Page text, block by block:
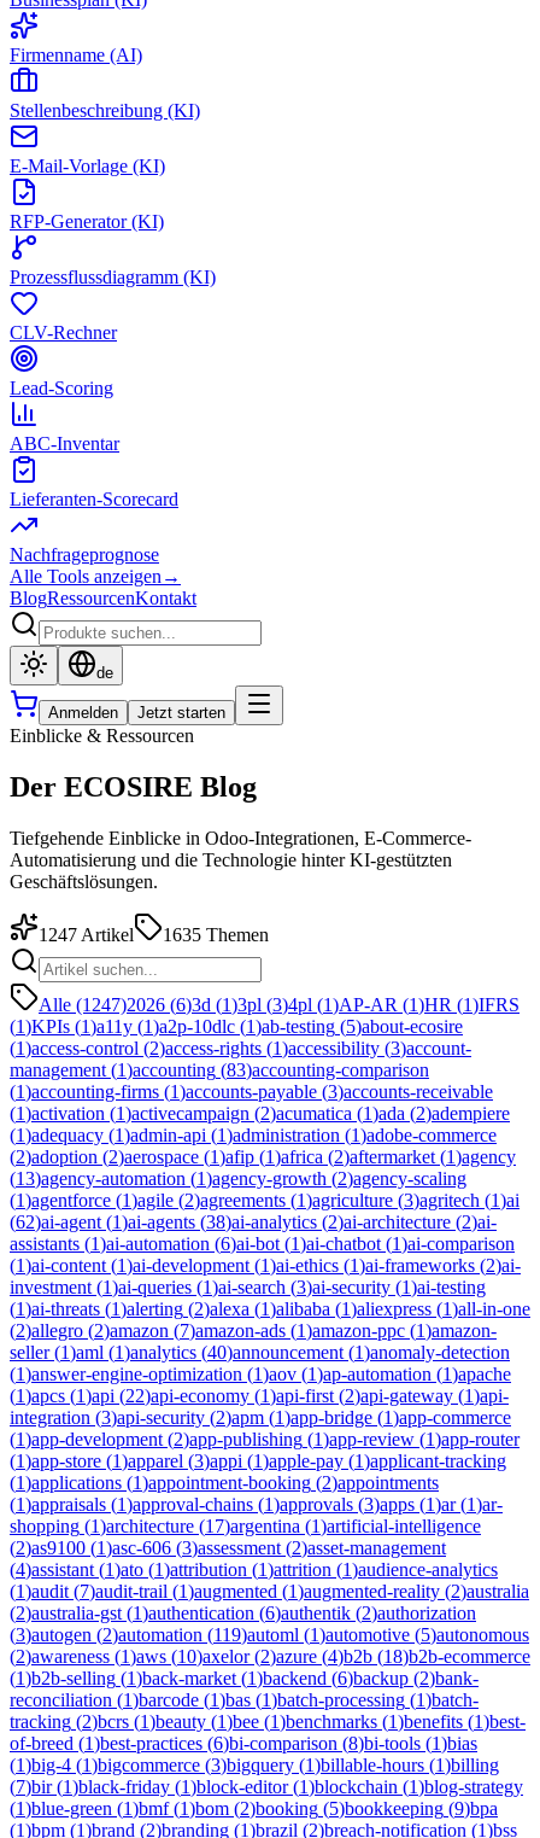
Firmenname (AI)
Stellenbeschreibung (KI)
E-Mail-Vorlage (KI)
RFP-Generator (KI)
Prozessflussdiagramm (KI)
CLV-Rechner
Lead-Scoring
ABC-Inventar
Lieferanten-Scorecard
Nachfrageprognose
Alle Tools anzeigen →
BlogRessourcenKontakt
de
Anmelden Jetzt starten
Einblicke & Ressourcen
Der ECOSIRE Blog
Tiefgehende Einblicke in Odoo-Integrationen, E-Commerce-
Automatisierung und die Technologie hinter KI-gestützten
Geschäftslösungen.
1247 Artikel 1635 Themen
Alle (1247)2026 (6)3d (1)3pl (3)4pl (1)AP-AR (1)HR (1)IFRS
(1)KPIs (1)a11y (1)a2p-10dlc (1)ab-testing (5)about-ecosire
(1)access-control (2)access-rights (1)accessibility (3)account-
management (1)accounting (83)accounting-comparison
(1)accounting-firms (1)accounts-payable (3)accounts-receivable
(1)activation (1)activecampaign (2)acumatica (1)ada (2)adempiere
(1)adequacy (1)admin-api (1)administration (1)adobe-commerce
(2)adoption (2)aerospace (1)afip (1)africa (2)aftermarket (1)agency
(13)agency-automation (1)agency-growth (2)agency-scaling
(1)agentforce (1)agile (2)agreements (1)agriculture (3)agritech (1)ai
(62)ai-agent (1)ai-agents (38)ai-analytics (2)ai-architecture (2)ai-
assistants (1)ai-automation (6)ai-bot (1)ai-chatbot (1)ai-comparison
(1)ai-content (1)ai-development (1)ai-ethics (1)ai-frameworks (2)ai-
investment (1)ai-queries (1)ai-search (3)ai-security (1)ai-testing
(1)ai-threats (1)alerting (2)alexa (1)alibaba (1)aliexpress (1)all-in-one
(2)allegro (2)amazon (7)amazon-ads (1)amazon-ppc (1)amazon-
seller(1)aml (1)analytics (40)announcement (1)anomaly-detection
(1)answer-engine-optimization (1)aov (1)ap-automation (1)apache
(1)apcs (1)api (22)api-economy (1)api-first (2)api-gateway (1)api-
integration (3)api-security (2)apm (1)app-bridge (1)app-commerce
(1)app-development (2)app-publishing (1)app-review (1)app-router
(1)app-store (1)apparel (3)appi (1)apple-pay (1)applicant-tracking
(1)applications (1)appointment-booking (2)appointments
(1)appraisals (1)approval-chains (1)approvals (3)apps (1)ar(1)ar-
shopping (1)architecture (17)argentina (1)artificial-intelligence
(2)as9100 (1)asc-606 (3)assessment (2)asset-management
(4)assistant (1)ato (1)attribution (1)attrition (1)audience-analytics
(1)audit (7)audit-trail (1)augmented (1)augmented-reality (2)australia
(2)australia-gst (1)authentication (6)authentik (2)authorization
(3)autogen (2)automation (119)automl (1)automotive (5)autonomous
(2)awareness (1)aws (10)axelor(2)azure (4)b2b (18)b2b-ecommerce
(1)b2b-selling (1)back-market (1)backend (6)backup (2)bank-
reconciliation (1)barcode (1)bas (1)batch-processing (1)batch-
tracking (2)bcrs (1)beauty (1)bee (1)benchmarks (1)benefits (1)best-
of-breed (1)best-practices (6)bi-comparison (8)bi-tools (1)bias
(1)big-4 (1)bigcommerce (3)bigquery (1)billable-hours (1)billing
(7)bir(1)black-friday (1)block-editor(1)blockchain (1)blog-strategy
(1)blue-green (1)bmf(1)bom (2)booking (5)bookkeeping (9)bpa
(1)bpm (1)brand (2)branding (1)brazil (2)breach-notification (1)bss